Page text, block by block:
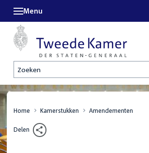
Zoeken
Menu
Home Kamerstukken Amendementen
Delen